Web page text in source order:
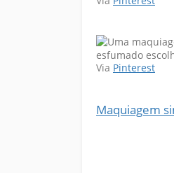
Via Pinterest
Maquiagem